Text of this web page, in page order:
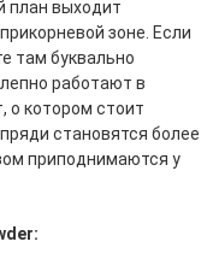
план выходит
зоне. Если
там буквально
работают в
о котором стоит
становятся более
приподнимаются у